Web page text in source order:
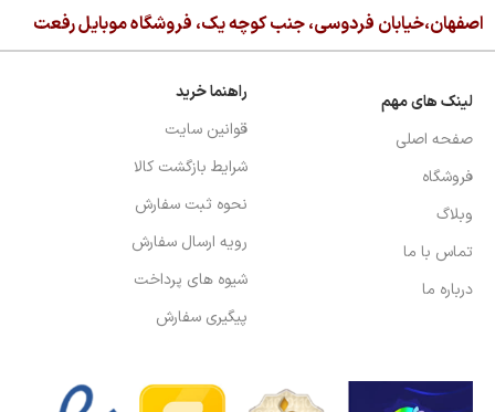
اصفهان،خیابان فردوسی، جنب کوچه یک، فروشگاه موبایل رفعت
لینک های مهم
صفحه اصلی
فروشگاه
وبلاگ
تماس با ما
درباره ما
راهنما خرید
قوانین سایت
شرایط بازگشت کالا
نحوه ثبت سفارش
رویه ارسال سفارش
شیوه های پرداخت
پیگیری سفارش